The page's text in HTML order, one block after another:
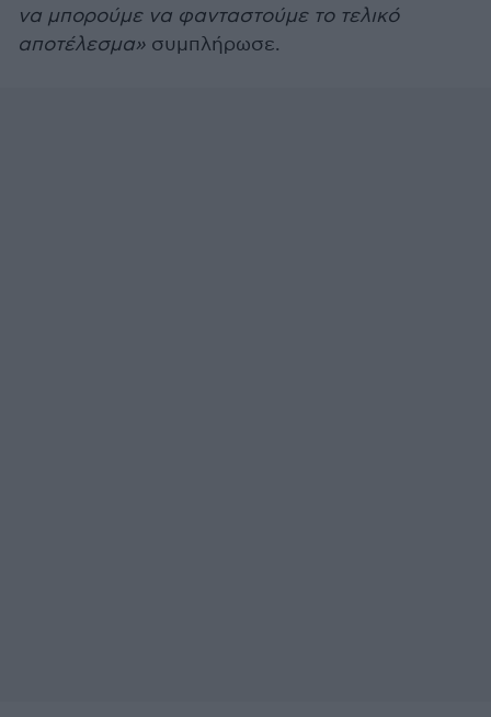
να μπορούμε να φανταστούμε το τελικό
αποτέλεσμα» συμπλήρωσε.